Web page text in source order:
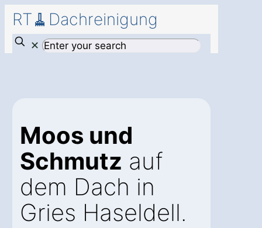
RT🧹Dachreinigung
✕
Moos und
Schmutz auf
dem Dach in
Gries Haseldell.